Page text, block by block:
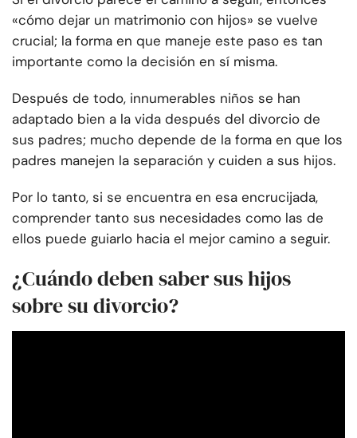
«cómo dejar un matrimonio con hijos» se vuelve
crucial; la forma en que maneje este paso es tan
importante como la decisión en sí misma.
Después de todo, innumerables niños se han
adaptado bien a la vida después del divorcio de
sus padres; mucho depende de la forma en que los
padres manejen la separación y cuiden a sus hijos.
Por lo tanto, si se encuentra en esa encrucijada,
comprender tanto sus necesidades como las de
ellos puede guiarlo hacia el mejor camino a seguir.
¿Cuándo deben saber sus hijos
sobre su divorcio?